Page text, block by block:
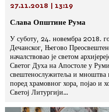
27.11.2018 | 13:19
Слава Општине Рума
У суботу, 24. новембра 2018.
Дечанског, Његово
началствовао је светом
Светог Духа на Апостоле у
свештенослужитеља и мноштва
поред храмовног хора, појао и
Светој Литургији…